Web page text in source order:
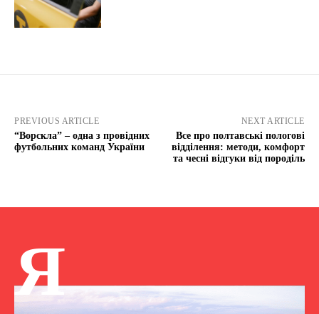
PREVIOUS ARTICLE
“Ворскла” – одна з провідних
футбольних команд України
NEXT ARTICLE
Все про полтавські пологові
відділення: методи, комфорт
та чесні відгуки від породіль
Я